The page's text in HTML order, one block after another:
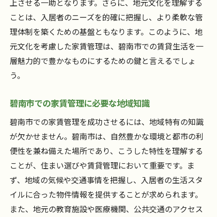
上させる一助となります。さらに、地元文化を理解する
ことは、入居者のニーズを的確に把握し、より柔軟な管
理体制を築くための基盤ともなります。このように、地
元文化を考慮した家賃管理は、碧南市での賃貸生活を一
層魅力的で豊かなものにするための鍵と言えるでしょ
う。
碧南市での家賃管理に必要な地域知識
碧南市での家賃管理を成功させるには、地域特有の知識
が欠かせません。碧南市は、自然豊かな環境と都市の利
便性を兼ね備えた場所であり、こうした特性を理解する
ことが、住まい選びや賃貸管理において重要です。ま
ず、地域の気候や交通事情を把握し、入居者の生活スタ
イルに合った物件情報を提供することが求められます。
また、地元の教育施設や医療機関、公共交通のアクセス